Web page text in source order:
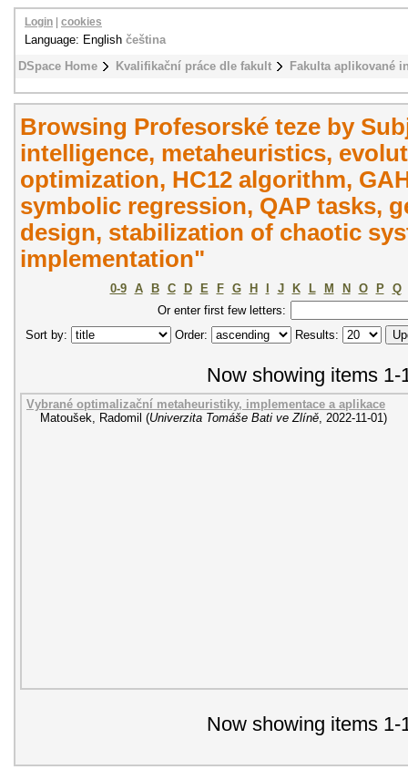
DSpace Home Kvalifikační práce dle fakult Fakulta aplikované
Login cookies
Language: English čeština
Browsing Profesorské teze by
intelligence, metaheuristics,
optimization, HC12 algorithm,
symbolic regression, QAP tasks,
design, stabilization of chaotic
implementation"
0-9 A B C D E F G H J K L M N O P
Q
Or enter first few letters:
Sort by:
Order: Results:
Now showing items 1-
Vybrané optimalizační metaheuristiky, implementace a aplikace
Matoušek, Radomil (Univerzita Tomáše Bati ve Zlíně, 2022-11-01)
Now showing items 1-